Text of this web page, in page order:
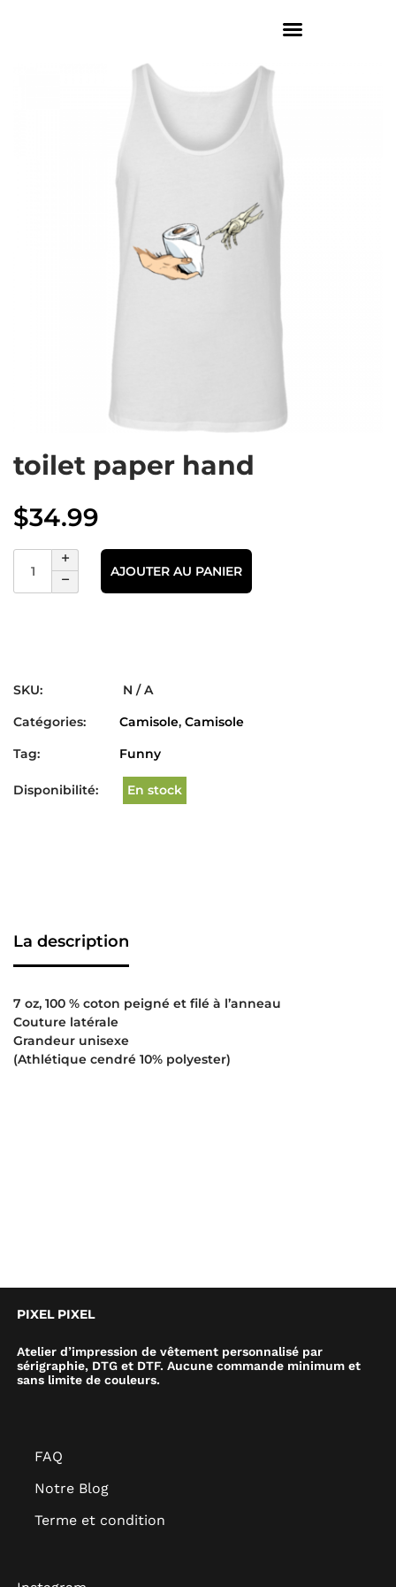
toilet paper hand
$34.99
AJOUTER AU PANIER
SKU:
N / A
Catégories:
Camisole, Camisole
Tag:
Funny
Disponibilité: En stock
La description
7 oz, 100 % coton peigné et filé à l’anneau
Couture latérale
Grandeur unisexe
(Athlétique cendré 10% polyester)
PIXEL PIXEL
Atelier d’impression de vêtement personnalisé par
sérigraphie, DTG et DTF. Aucune commande minimum et
sans limite de couleurs.
FAQ
Notre Blog
Terme et condition